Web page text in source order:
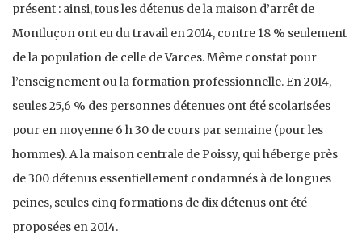
présent : ainsi, tous les détenus de la maison d’arrêt de
Montluçon ont eu du travail en 2014, contre 18 % seulement
de la population de celle de Varces. Même constat pour
l’enseignement ou la formation professionnelle. En 2014,
seules 25,6 % des personnes détenues ont été scolarisées
pour en moyenne 6 h 30 de cours par semaine (pour les
hommes). A la maison centrale de Poissy, qui héberge près
de 300 détenus essentiellement condamnés à de longues
peines, seules cinq formations de dix détenus ont été
proposées en 2014.